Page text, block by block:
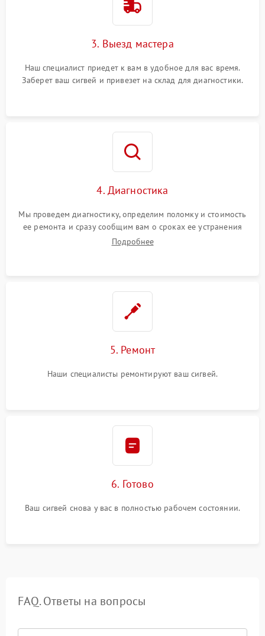
3. Выезд мастера
Наш специалист приедет к вам в удобное для вас время.
Заберет ваш сигвей и привезет на склад для диагностики.
4. Диагностика
Мы проведем диагностику, определим поломку и стоимость
ее ремонта и сразу сообщим вам о сроках ее устранения
Подробнее
5. Ремонт
Наши специалисты ремонтируют ваш сигвей.
6. Готово
Ваш сигвей снова у вас в полностью рабочем состоянии.
FAQ. Ответы на вопросы